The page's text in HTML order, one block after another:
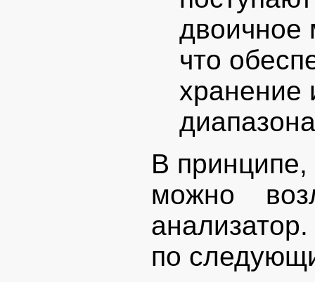
двоичное
что
хранение
В
можно
по